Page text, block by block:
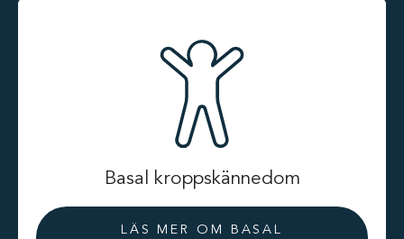
Basal kroppskännedom
LÄS MER OM BASAL